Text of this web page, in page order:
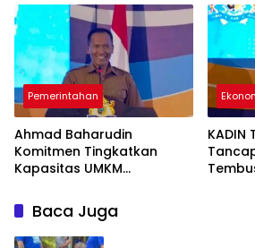
Pemerintahan
Ahmad Baharudin
Komitmen Tingkatkan
Kapasitas UMKM
Ekspor
KADIN
Baca Juga